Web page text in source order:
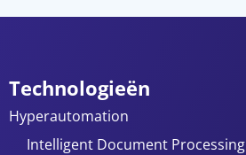
Technologieën
Hyperautomation
Intelligent Document Processing